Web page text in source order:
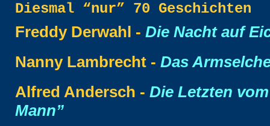
Diesmal “nur” 70 Geschichten
Freddy Derwahl - Die Nacht auf
Nanny Lambrecht - Das
Alfred Andersch - Die Letzten
Mann”